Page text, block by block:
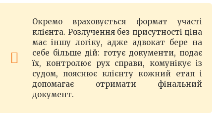
Окремо враховується формат участі
клієнта. Розлучення без присутності ціна
має іншу логіку, адже адвокат бере на
себе більше дій: готує документи, подає
їх, контролює рух справи, комунікує із
судом, пояснює клієнту кожний етап і
допомагає отримати фінальний
документ.